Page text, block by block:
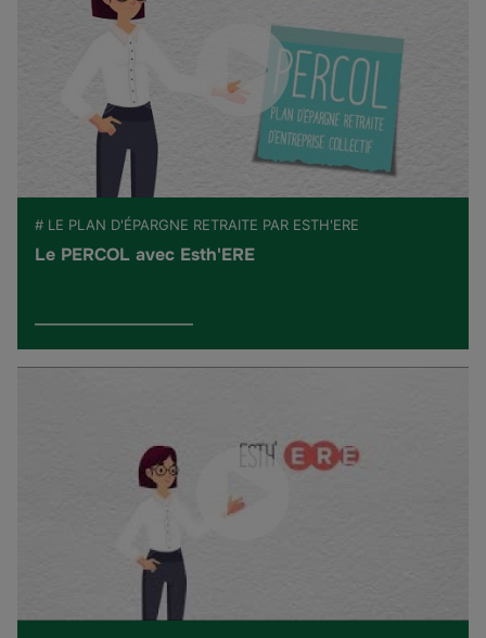
# LE PLAN D'ÉPARGNE RETRAITE PAR ESTH'ERE
Le PERCOL avec Esth'ERE